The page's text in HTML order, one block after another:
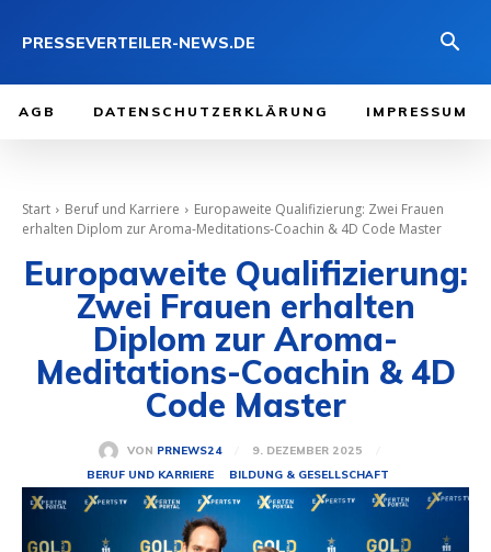
PRESSEVERTEILER-NEWS.DE
AGB DATENSCHUTZERKLÄRUNG IMPRESSUM
Start Beruf und Karriere
Europaweite Qualifizierung: Zwei Frauen
erhalten Diplom zur Aroma-Meditations-Coachin & 4D Code Master
Europaweite Qualifizierung:
Zwei Frauen erhalten
Diplom zur Aroma-
Meditations-Coachin & 4D
Code Master
VON PRNEWS24
9. DEZEMBER 2025
BERUF UND KARRIERE
BILDUNG & GESELLSCHAFT